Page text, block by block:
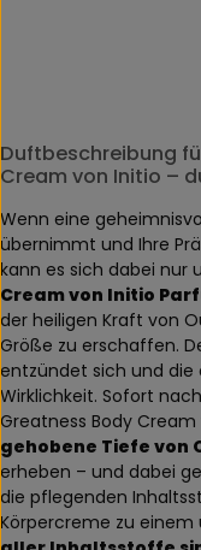
Duftbeschreibung
Cream von Initio –
Wenn eine
übernimmt und Ihre
kann es sich dabei nur
Cream von Initio
der heiligen Kraft von
Größe zu erschaffen.
entzündet sich und die
Wirklichkeit. Sofort
Greatness Body
gehobene Tiefe von
erheben – und dabei
die pflegenden
Körpercreme zu einem